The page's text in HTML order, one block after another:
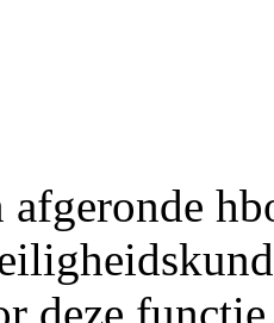
afgeronde